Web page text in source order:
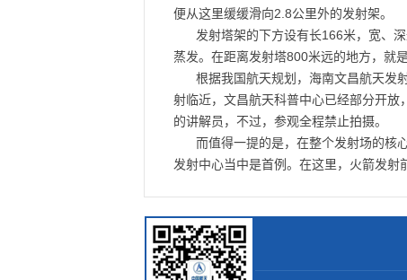
便从这里缓缓滑向2.8公里外的发射架。
发射塔架的下方设有长166米，宽、
蒸发。在距离发射塔800米远的地方，就
根据我国航天规划，海南文昌航天发
射临近，文昌航天科普中心已经部分开
的讲解员，不过，参观全程禁止拍摄。
而值得一提的是，在整个发射场的核
发射中心当中是首例。在这里，火箭发射